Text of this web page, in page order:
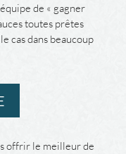
de « gagner
toutes prêtes
cas dans beaucoup
offrir le meilleur de